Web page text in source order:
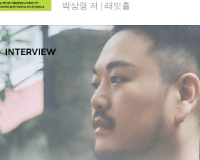
박상영 저 래빗홀